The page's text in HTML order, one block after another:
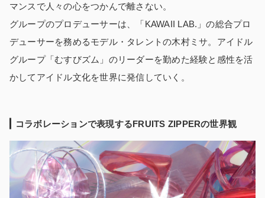
マンスで人々の心をつかんで離さない。
グループのプロデューサーは、「KAWAII LAB.」の総合プロ
デューサーを務めるモデル・タレントの木村ミサ。アイドル
グループ「むすびズム」のリーダーを勤めた経験と感性を活
かしてアイドル文化を世界に発信していく。
コラボレーションで表現するFRUITS ZIPPERの世界観